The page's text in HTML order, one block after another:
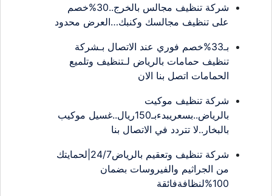
شركة تنظيف مجالس بالخرج..30%خصم
على تنظيف مجالسك وكنبك…العرض محدود
بـ33%خصم فوري عند الاتصال بـشركة
تنظيف حمامات بالرياض لـتنظيف وتلميع
الحمامات اتصل بنا الان
شركة تنظيف موكيت
بالرياض..بسعريبدءبـ150ريال..غسيل موكيب
بالبخار..لا تتردد في الاتصال بنا
شركة تنظيف وتعقيم بالرياض24/7|لحمايتك
من الجراثيم والفيروسات بضمان
100%لنظافةفائقة